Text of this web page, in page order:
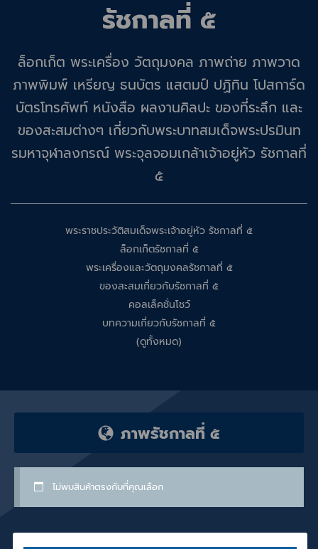
รัชกาลที่ ๕
ล็อกเก็ต พระเครื่อง วัตถุมงคล ภาพถ่าย ภาพวาด
ภาพพิมพ์ เหรียญ ธนบัตร แสตมป์ ปฏิทิน โปสการ์ด
บัตรโทรศัพท์ หนังสือ ผลงานศิลปะ ของที่ระลึก และ
ของสะสมต่างๆ เกี่ยวกับพระบาทสมเด็จพระปรมินท
รมหาจุฬาลงกรณ์ พระจุลจอมเกล้าเจ้าอยู่หัว รัชกาลที่
๕
พระราชประวัติสมเด็จพระเจ้าอยู่หัว รัชกาลที่ ๕
ล็อกเก็ตรัชกาลที่ ๕
พระเครื่องและวัตถุมงคลรัชกาลที่ ๕
ของสะสมเกี่ยวกับรัชกาลที่ ๕
คอลเล็คชั่นโชว์
บทความเกี่ยวกับรัชกาลที่ ๕
(ดูทั้งหมด)
ภาพรัชกาลที่ ๕
ไม่พบสินค้าตรงกับที่คุณเลือก